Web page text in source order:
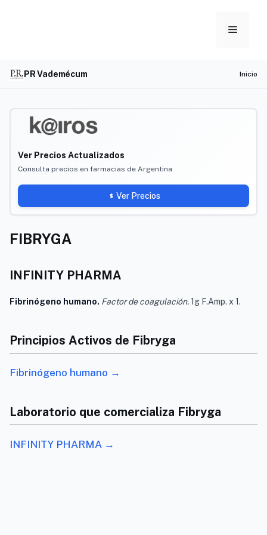
Menu
PR Vademécum Inicio
Ver Precios Actualizados
Consulta precios en farmacias de Argentina
Ver Precios
FIBRYGA
INFINITY PHARMA
Fibrinógeno humano. Factor de coagulación.1g F.Amp. x 1.
Principios Activos de Fibryga
Fibrinógeno humano →
Laboratorio que comercializa Fibryga
INFINITY PHARMA →